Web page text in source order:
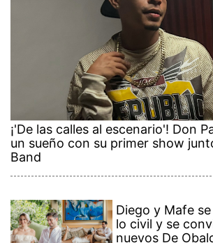
¡'De las calles al escenario'! Don
un sueño con su primer show
Band
Diego y Mafe
lo civil y se
nuevos De